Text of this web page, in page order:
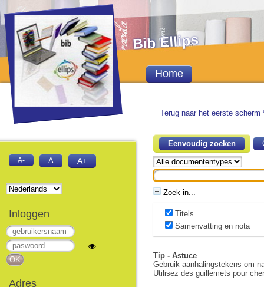
Terug naar het eerste scherm
Eenvoudig zoeken
Zoek in...
Titels
Samenvatting en nota
Tip - Astuce
Gebruik aanhalingstekens om
Utilisez des guillemets pour
Bib Ellips
Home
A- A A+
Inloggen
Adres